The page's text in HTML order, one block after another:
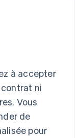
à accepter
ni
Vous
de
pour